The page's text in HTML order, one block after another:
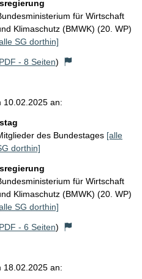
für Wirtschaft
Klimaschutz (BMWK) (20. WP)
SG dorthin]
PDF - 8 Seiten)
10.02.2025 an:
des Bundestages [alle
dorthin]
für Wirtschaft
Klimaschutz (BMWK) (20. WP)
SG dorthin]
PDF - 6 Seiten)
18.02.2025 an: